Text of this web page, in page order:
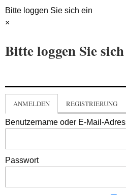
Bitte loggen Sie sich ein
×
Bitte loggen Sie
ANMELDEN REGISTRIERUNG
Benutzername oder E-Mail-
Passwort